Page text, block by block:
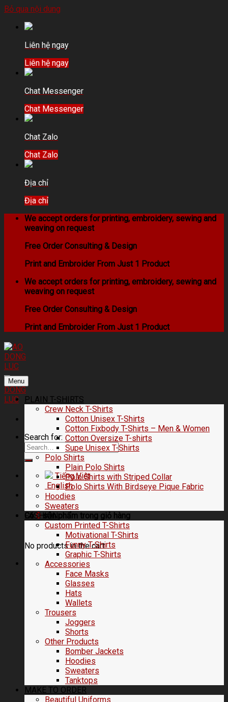
Bỏ qua nội dung
Liên hệ ngay
Liên hệ ngay
Chat Messenger
Chat Messenger
Chat Zalo
Chat Zalo
Địa chỉ
Địa chỉ
We accept orders for printing, embroidery, sewing and
weaving on request
Free Order Consulting & Design
Print and Embroider From Just 1 Product
We accept orders for printing, embroidery, sewing and
weaving on request
Free Order Consulting & Design
Print and Embroider From Just 1 Product
Search for:
Tiếng Việt
English
Có0 sản phẩm trong giỏ hàng
No products in the cart.
Menu
PLAIN T-SHIRTS
Crew Neck T-Shirts
Cotton Unisex T-Shirts
Cotton Fixbody T-Shirts – Men & Women
Cotton Oversize T-shirts
Supe Unisex T-Shirts
Polo Shirts
Plain Polo Shirts
Polo Shirts with Striped Collar
Polo Shirts With Birdseye Pique Fabric
Hoodies
Sweaters
FASHION
Custom Printed T-Shirts
Motivational T-Shirts
Funny T-Shirts
Graphic T-Shirts
Accessories
Face Masks
Glasses
Hats
Wallets
Trousers
Joggers
Shorts
Other Products
Bomber Jackets
Hoodies
Sweaters
Tanktops
MAKE TO ORDER
Beautiful Uniforms